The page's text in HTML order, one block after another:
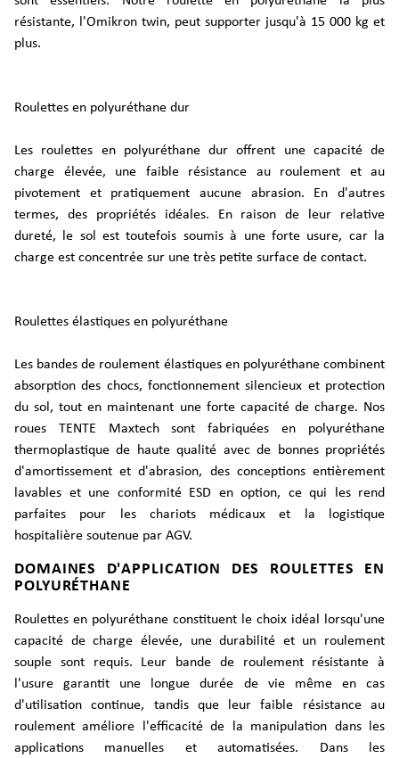
résistante, l'Omikron twin, peut supporter jusqu'à 15 000 kg et
plus.
Roulettes en polyuréthane dur
Les roulettes en polyuréthane dur offrent une capacité de
charge élevée, une faible résistance au roulement et au
pivotement et pratiquement aucune abrasion. En d'autres
termes, des propriétés idéales. En raison de leur relative
dureté, le sol est toutefois soumis à une forte usure, car la
charge est concentrée sur une très petite surface de contact.
Roulettes élastiques en polyuréthane
Les bandes de roulement élastiques en polyuréthane combinent
absorption des chocs, fonctionnement silencieux et protection
du sol, tout en maintenant une forte capacité de charge. Nos
roues TENTE Maxtech sont fabriquées en polyuréthane
thermoplastique de haute qualité avec de bonnes propriétés
d'amortissement et d'abrasion, des conceptions entièrement
lavables et une conformité ESD en option, ce qui les rend
parfaites pour les chariots médicaux et la logistique
hospitalière soutenue par AGV.
DOMAINES D'APPLICATION DES ROULETTES EN
POLYURÉTHANE
Roulettes en polyuréthane constituent le choix idéal lorsqu'une
capacité de charge élevée, une durabilité et un roulement
souple sont requis. Leur bande de roulement résistante à
l'usure garantit une longue durée de vie même en cas
d'utilisation continue, tandis que leur faible résistance au
roulement améliore l'efficacité de la manipulation dans les
applications manuelles et automatisées. Dans les